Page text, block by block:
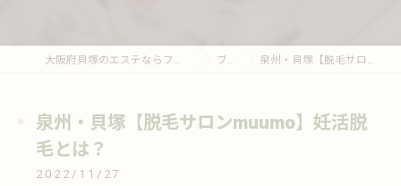
大阪府貝塚のエステならフェイシャル・脱毛サロンmuumo ブログ 泉州・貝塚【脱毛サロンmuumo】妊活脱毛とは？
泉州・貝塚【脱毛サロンmuumo】妊活脱
毛とは？
2022/11/27